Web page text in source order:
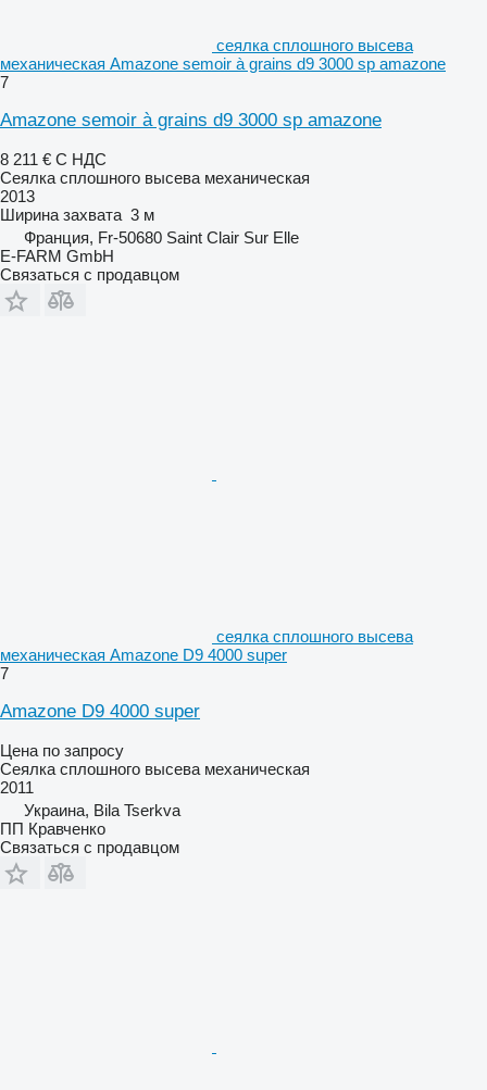
сеялка сплошного высева
механическая Amazone semoir à grains d9 3000 sp amazone
7
Amazone semoir à grains d9 3000 sp amazone
8 211 € С НДС
Сеялка сплошного высева механическая
2013
Ширина захвата 3 м
Франция, Fr-50680 Saint Clair Sur Elle
E-FARM GmbH
Связаться с продавцом
сеялка сплошного высева
механическая Amazone D9 4000 super
7
Amazone D9 4000 super
Цена по запросу
Сеялка сплошного высева механическая
2011
Украина, Bila Tserkva
ПП Кравченко
Связаться с продавцом